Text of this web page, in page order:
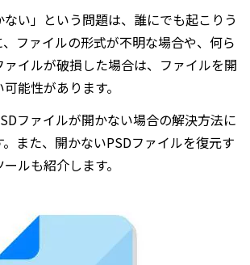
い」という問題は、誰にでも起こりう
ファイルの形式が不明な場合や、何ら
イルが破損した場合は、ファイルを開
能性があります。
ファイルが開かない場合の解決方法に
また、開かないPSDファイルを復元す
ルも紹介します。